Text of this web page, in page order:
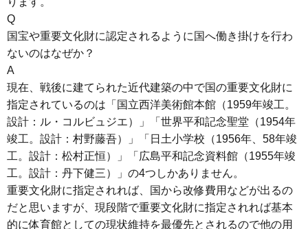
Q
国宝や重要文化財に認定されるように国へ働き掛けを行わ
ないのはなぜか？
A
現在、戦後に建てられた近代建築の中で国の重要文化財に
指定されているのは「国立西洋美術館本館（1959年竣工。
設計：ル・コルビュジエ）」「世界平和記念聖堂（1954年
竣工。設計：村野藤吾）」「日土小学校（1956年、58年竣
工。設計：松村正恒）」「広島平和記念資料館（1955年竣
工。設計：丹下健三）」の4つしかありません。
重要文化財に指定されれば、国から改修費用などが出るの
だと思いますが、現段階で重要文化財に指定されれば基本
的に体育館としての現状維持を最優先とされるので他の用